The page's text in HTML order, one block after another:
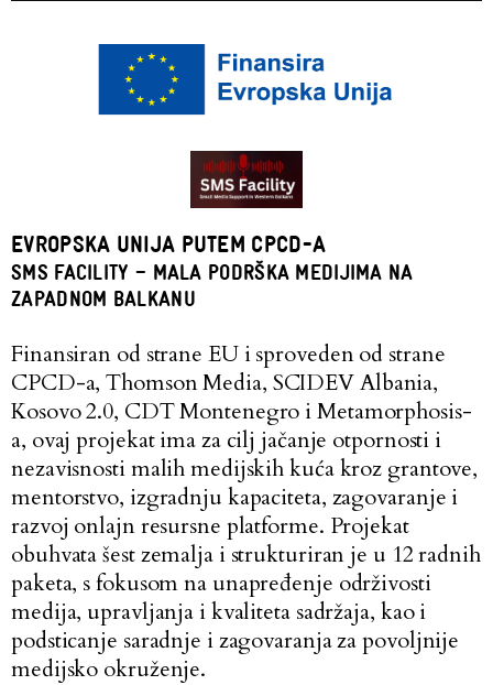
EVROPSKA UNIJA PUTEM CPCD-A
SMS FACILITY – MALA PODRŠKA MEDIJIMA NA
ZAPADNOM BALKANU
Finansiran od strane EU i sproveden od strane
CPCD-a, Thomson Media, SCIDEV Albania,
Kosovo 2.0, CDT Montenegro i Metamorphosis-
a, ovaj projekat ima za cilj jačanje otpornosti i
nezavisnosti malih medijskih kuća kroz grantove,
mentorstvo, izgradnju kapaciteta, zagovaranje i
razvoj onlajn resursne platforme. Projekat
obuhvata šest zemalja i strukturiran je u 12 radnih
paketa, s fokusom na unapređenje održivosti
medija, upravljanja i kvaliteta sadržaja, kao i
podsticanje saradnje i zagovaranja za povoljnije
medijsko okruženje.